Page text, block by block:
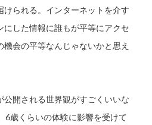
けられる。インターネットを介す
にした情報に誰もが平等にアクセ
会の平等なんじゃないかと思え
公開される世界観がすごくいいな
6歳くらいの体験に影響を受けて